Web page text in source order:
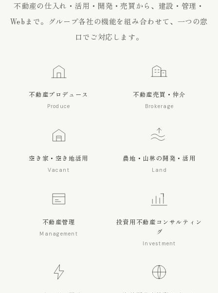
不動産の仕入れ・活用・開発・売買から、建設・管理・
Webまで。
グループ各社の機能を組み合わせて、一つの窓
口でご対応します。
不動産プロデュース
Produce
不動産売買・仲介
Brokerage
空き家・空き地活用
Vacant
農地・山林の開発・活用
Land
不動産管理
Management
投資用不動産コンサルティン
グ
Investment